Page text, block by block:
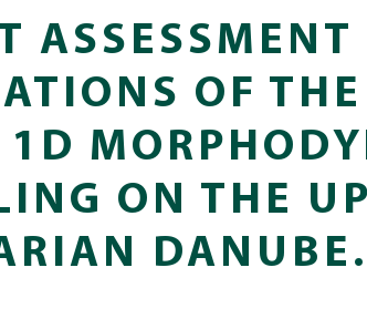
ASSESSMENT
OF
1D
ON THE
DANUBE.